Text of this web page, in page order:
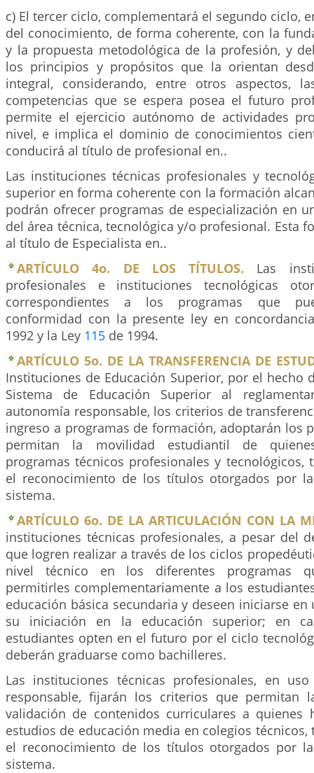
c) El tercer ciclo, complementará el segundo ciclo,
del conocimiento, de forma coherente, con la
y la propuesta metodológica de la profesión, y
los principios y propósitos que la orientan
integral, considerando, entre otros aspectos,
competencias que se espera posea el futuro
permite el ejercicio autónomo de actividades
nivel, e implica el dominio de conocimientos
conducirá al título de profesional en..
Las instituciones técnicas profesionales y
superior en forma coherente con la formación
podrán ofrecer programas de especialización en
del área técnica, tecnológica y/o profesional. Esta
al título de Especialista en..
ARTÍCULO 4o. DE LOS TÍTULOS. Las
profesionales e instituciones tecnológicas
correspondientes a los programas que
conformidad con la presente ley en
1992 y la Ley 115 de 1994.
ARTÍCULO 5o. DE LA TRANSFERENCIA DE
Instituciones de Educación Superior, por el hecho
Sistema de Educación Superior al
autonomía responsable, los criterios de
ingreso a programas de formación, adoptarán los
permitan la movilidad estudiantil de
programas técnicos profesionales y tecnológicos,
el reconocimiento de los títulos otorgados por
sistema.
ARTÍCULO 6o. DE LA ARTICULACIÓN CON LA
instituciones técnicas profesionales, a pesar del
que logren realizar a través de los ciclos
nivel técnico en los diferentes programas
permitirles complementariamente a los
educación básica secundaria y deseen iniciarse en
su iniciación en la educación superior; en
estudiantes opten en el futuro por el ciclo
deberán graduarse como bachilleres.
Las instituciones técnicas profesionales, en
responsable, fijarán los criterios que permitan
validación de contenidos curriculares a quienes
estudios de educación media en colegios técnicos,
el reconocimiento de los títulos otorgados por
sistema.